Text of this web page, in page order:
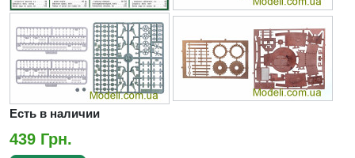
Есть в наличии
439 Грн.